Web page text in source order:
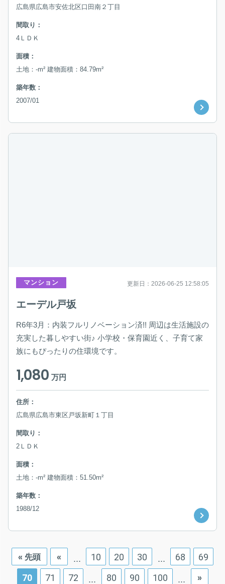
広島県広島市安佐北区口田南２丁目
間取り：
4ＬＤＫ
面積：
土地：-m² 建物面積：84.79m²
築年数：
2007/01
マンション 更新日：2026-06-25 12:58:05
エーデル戸坂
R6年3月：内装フルリノベーション済!! 周辺は生活施設の
充実した暮しやすい街♪ 小学校・保育園近く、子育て家
族にもぴったりの住環境です。
1,080万円
住所：
広島県広島市東区戸坂新町１丁目
間取り：
2ＬＤＫ
面積：
土地：-m² 建物面積：51.50m²
築年数：
1988/12
« 先頭 « ... 10 20 30 ... 68
69
70
71 72 ... 80 90 100 ... »